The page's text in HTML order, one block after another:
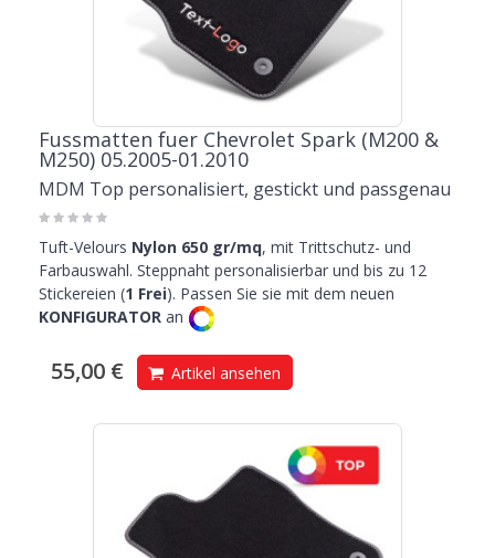
Die beliebtesten Produkte:Chevrolet Aveo Fußmatten
Fussmatten fuer Chevrolet Spark (M200 &
M250) 05.2005-01.2010
MDM Top personalisiert, gestickt und passgenau
Tuft-Velours Nylon 650 gr/mq, mit Trittschutz- und
Farbauswahl. Steppnaht personalisierbar und bis zu 12
Stickereien (1 Frei). Passen Sie sie mit dem neuen
KONFIGURATOR an
55,00 € Artikel ansehen